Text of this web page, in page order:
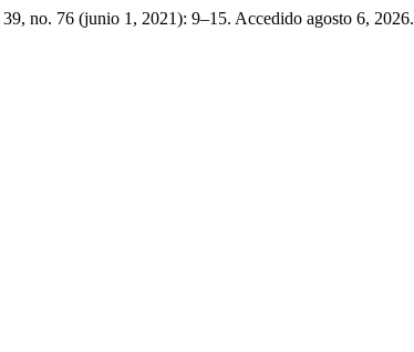
39, no. 76 (junio 1, 2021): 9–15. Accedido agosto 6, 2026.